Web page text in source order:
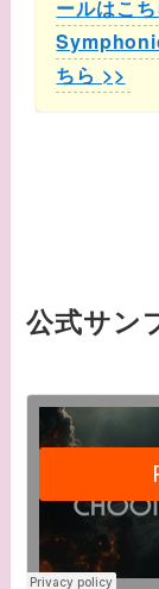
ールはこ
ちら >>
公式サン